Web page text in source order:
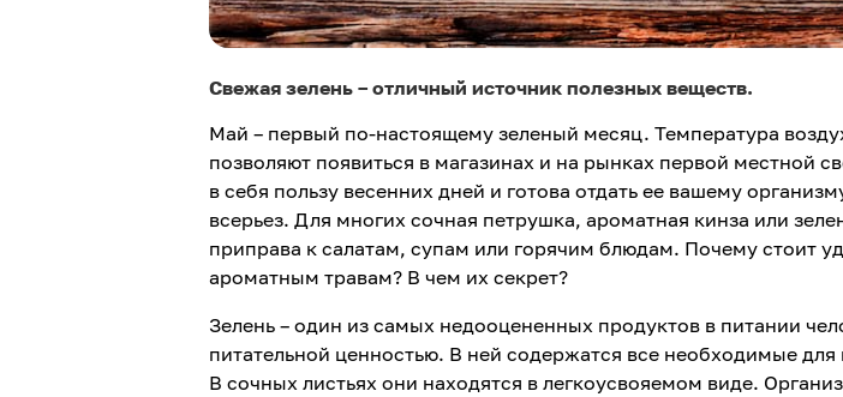
Свежая зелень – отличный источник полезных веществ.
Май – первый по-настоящему зеленый месяц. Температура
позволяют появиться в магазинах и на рынках первой местной
в себя пользу весенних дней и готова отдать ее вашему
всерьез. Для многих сочная петрушка, ароматная кинза или
приправа к салатам, супам или горячим блюдам. Почему стоит
ароматным травам? В чем их секрет?
Зелень – один из самых недооцененных продуктов в питании
питательной ценностью. В ней содержатся все необходимые
В сочных листьях они находятся в легкоусвояемом виде.